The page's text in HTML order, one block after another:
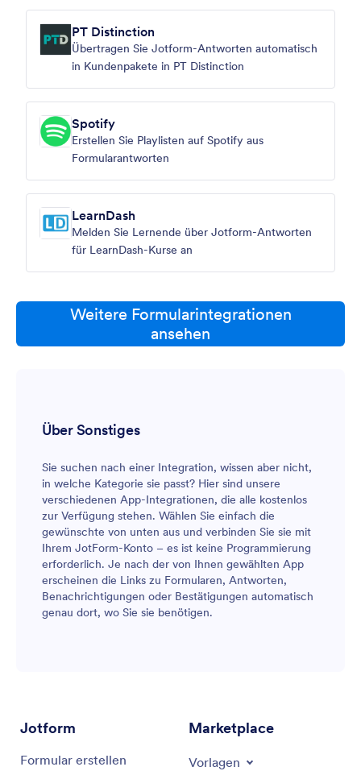
PT Distinction
Übertragen Sie Jotform-Antworten automatisch
in Kundenpakete in PT Distinction
Spotify
Erstellen Sie Playlisten auf Spotify aus
Formularantworten
LearnDash
Melden Sie Lernende über Jotform-Antworten
für LearnDash-Kurse an
Weitere Formularintegrationen
ansehen
Über Sonstiges
Sie suchen nach einer Integration, wissen aber nicht,
in welche Kategorie sie passt? Hier sind unsere
verschiedenen App-Integrationen, die alle kostenlos
zur Verfügung stehen. Wählen Sie einfach die
gewünschte von unten aus und verbinden Sie sie mit
Ihrem JotForm-Konto – es ist keine Programmierung
erforderlich. Je nach der von Ihnen gewählten App
erscheinen die Links zu Formularen, Antworten,
Benachrichtigungen oder Bestätigungen automatisch
genau dort, wo Sie sie benötigen.
Jotform
Formular erstellen
Marketplace
Vorlagen